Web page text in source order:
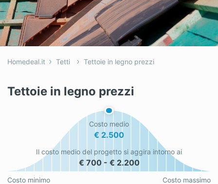
Infissi
Isolamento
Nuove Costruzioni
Pannelli Solari
Pavimenti
Piscine
Porte
Homedeal.it Tetti Tettoie in legno prezzi
Tettoie in legno prezzi
Costo minimo
Costo medio
€ 2.500
Costo massimo
Il costo medio del progetto si aggira intorno ai
€ 700 - € 2.200